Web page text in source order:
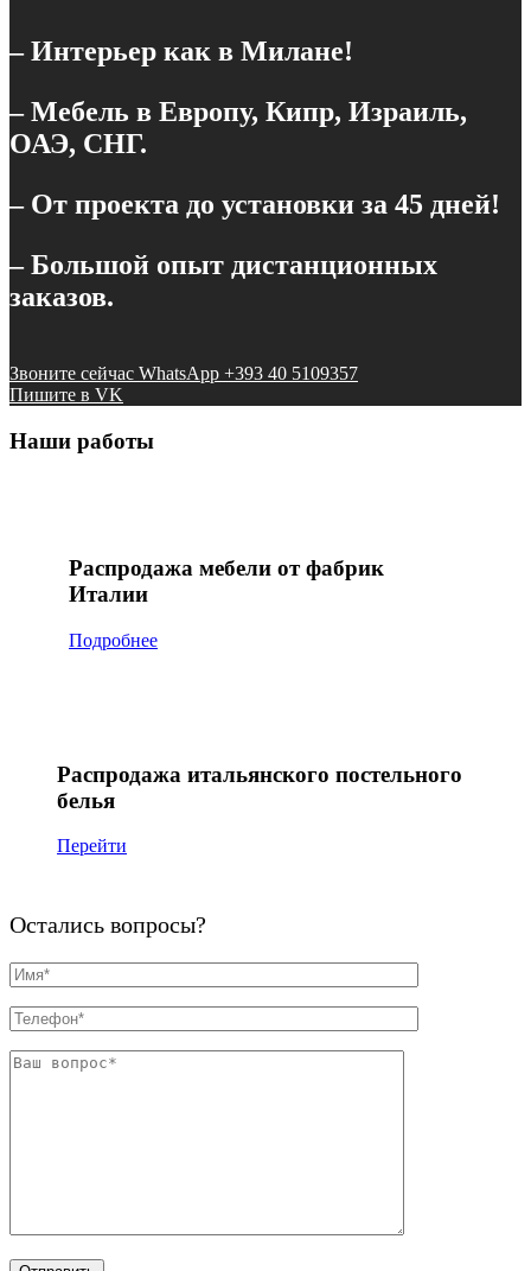
– Интерьер как в Милане!
– Мебель в Европу, Кипр, Израиль,
ОАЭ, СНГ.
– От проекта до установки за 45 дней!
– Большой опыт дистанционных
заказов.
Звоните сейчас WhatsApp +393 40 5109357
Пишите в VK
Наши работы
Распродажа мебели от фабрик
Италии
Подробнее
Распродажа итальянского постельного
белья
Перейти
Остались вопросы?